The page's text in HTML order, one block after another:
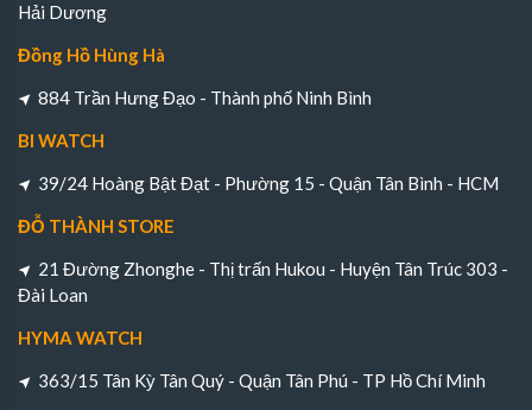
Hải Dương
Đồng Hồ Hùng Hà
884 Trần Hưng Đạo - Thành phố Ninh Bình
BI WATCH
39/24 Hoàng Bật Đạt - Phường 15 - Quận Tân Bình - HCM
ĐỖ THÀNH STORE
21 Đường Zhonghe - Thị trấn Hukou - Huyện Tân Trúc 303 -
Đài Loan
HYMA WATCH
363/15 Tân Kỳ Tân Quý - Quận Tân Phú - TP Hồ Chí Minh